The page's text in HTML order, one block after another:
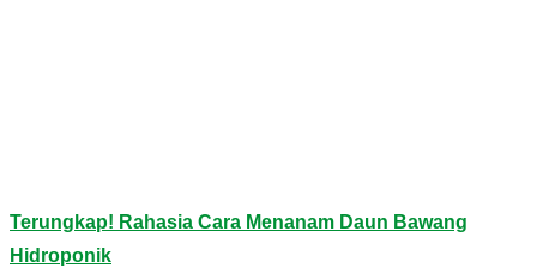
Terungkap! Rahasia Cara Menanam Daun Bawang
Hidroponik